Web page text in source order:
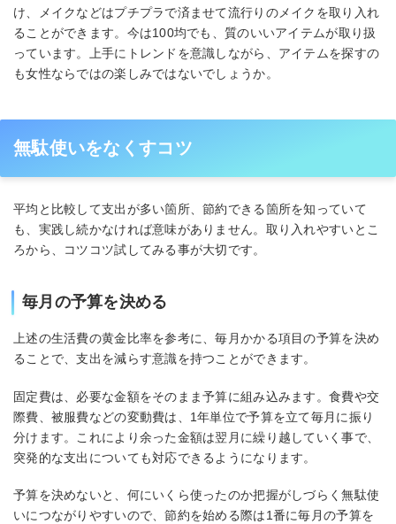
け、メイクなどはプチプラで済ませて流行りのメイクを取り入れ
ることができます。今は100均でも、質のいいアイテムが取り扱
っています。上手にトレンドを意識しながら、アイテムを探すの
も女性ならではの楽しみではないでしょうか。
無駄使いをなくすコツ
平均と比較して支出が多い箇所、節約できる箇所を知っていて
も、実践し続かなければ意味がありません。取り入れやすいとこ
ろから、コツコツ試してみる事が大切です。
毎月の予算を決める
上述の生活費の黄金比率を参考に、毎月かかる項目の予算を決め
ることで、支出を減らす意識を持つことができます。
固定費は、必要な金額をそのまま予算に組み込みます。食費や交
際費、被服費などの変動費は、1年単位で予算を立て毎月に振り
分けます。これにより余った金額は翌月に繰り越していく事で、
突発的な支出についても対応できるようになります。
予算を決めないと、何にいくら使ったのか把握がしづらく無駄使
いにつながりやすいので、節約を始める際は1番に毎月の予算を